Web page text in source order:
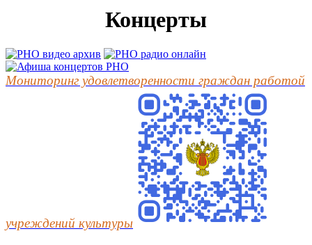
Концерты
Мониторинг удовлетворенности граждан работой
учреждений культуры